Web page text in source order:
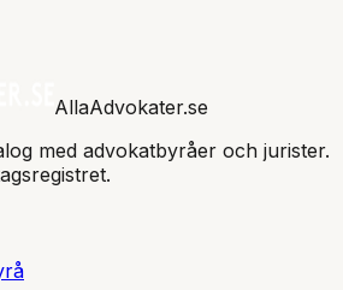
AllaAdvokater.se
med advokatbyråer och jurister.